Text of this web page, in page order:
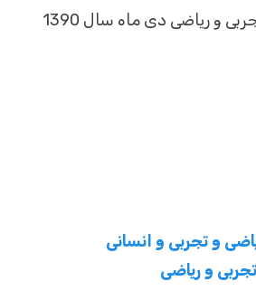
نمونه سوالات زبان فارسی (3) سال سوم دبیرستان رشته تجربی و ریاضی دی ماه سال 1390